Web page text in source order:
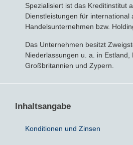
Spezialisiert ist das Kreditinstitut
Dienstleistungen für international
Handelsunternehmen bzw.
Das Unternehmen besitzt
Niederlassungen u. a. in Estland,
Großbritannien und Zypern.
Inhaltsangabe
Konditionen und Zinsen